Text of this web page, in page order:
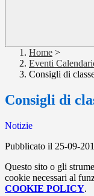
Home >
Eventi
Consigli di
Consigli di
Notizie
Pubblicato il 25-09-
Questo sito o gli
cookie necessari al
COOKIE POLICY.